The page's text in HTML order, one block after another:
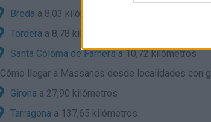
Breda a 8,03 kilómetros
Tordera a 8,78 kilómetros
Santa Coloma de Farnersa 10,72 kilómetros
Cómo llegar a Massanes desde localidades con
Girona a 27,90 kilómetros
Tarragona a 137,65 kilómetros